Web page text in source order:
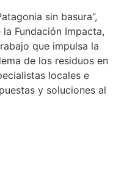
sin basura”,
Fundación Impacta,
que impulsa la
de los residuos en
locales e
y soluciones al